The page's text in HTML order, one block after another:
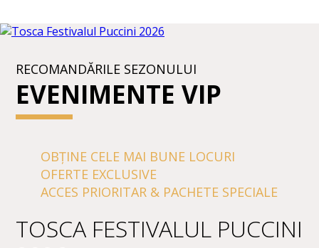
RECOMANDĂRILE SEZONULUI
EVENIMENTE VIP
OBȚINE CELE MAI BUNE LOCURI
OFERTE EXCLUSIVE
ACCES PRIORITAR & PACHETE SPECIALE
TOSCA FESTIVALUL PUCCINI